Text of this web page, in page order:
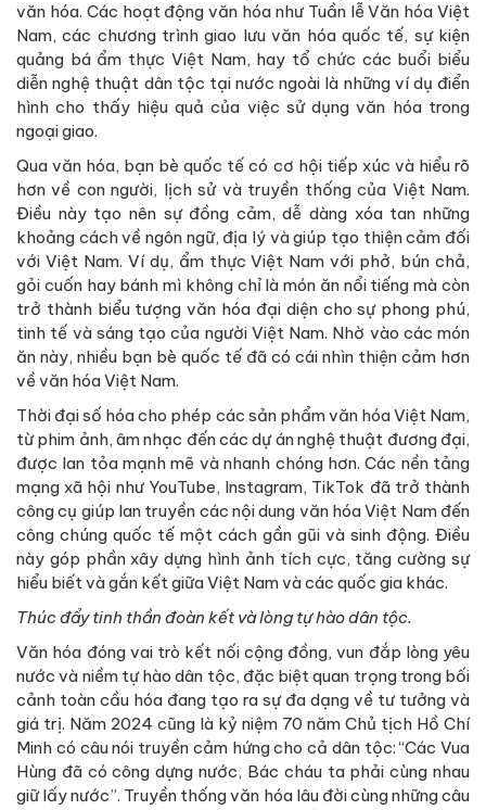
văn hóa. Các hoạt động văn hóa như Tuần lễ Văn hóa Việt
Nam, các chương trình giao lưu văn hóa quốc tế, sự kiện
quảng bá ẩm thực Việt Nam, hay tổ chức các buổi biểu
diễn nghệ thuật dân tộc tại nước ngoài là những ví dụ điển
hình cho thấy hiệu quả của việc sử dụng văn hóa trong
ngoại giao.
Qua văn hóa, bạn bè quốc tế có cơ hội tiếp xúc và hiểu rõ
hơn về con người, lịch sử và truyền thống của Việt Nam.
Điều này tạo nên sự đồng cảm, dễ dàng xóa tan những
khoảng cách về ngôn ngữ, địa lý và giúp tạo thiện cảm đối
với Việt Nam. Ví dụ, ẩm thực Việt Nam với phở, bún chả,
gỏi cuốn hay bánh mì không chỉ là món ăn nổi tiếng mà còn
trở thành biểu tượng văn hóa đại diện cho sự phong phú,
tinh tế và sáng tạo của người Việt Nam. Nhờ vào các món
ăn này, nhiều bạn bè quốc tế đã có cái nhìn thiện cảm hơn
về văn hóa Việt Nam.
Thời đại số hóa cho phép các sản phẩm văn hóa Việt Nam,
từ phim ảnh, âm nhạc đến các dự án nghệ thuật đương đại,
được lan tỏa mạnh mẽ và nhanh chóng hơn. Các nền tảng
mạng xã hội như YouTube, Instagram, TikTok đã trở thành
công cụ giúp lan truyền các nội dung văn hóa Việt Nam đến
công chúng quốc tế một cách gần gũi và sinh động. Điều
này góp phần xây dựng hình ảnh tích cực, tăng cường sự
hiểu biết và gắn kết giữa Việt Nam và các quốc gia khác.
Thúc đẩy tinh thần đoàn kết và lòng tự hào dân tộc.
Văn hóa đóng vai trò kết nối cộng đồng, vun đắp lòng yêu
nước và niềm tự hào dân tộc, đặc biệt quan trọng trong bối
cảnh toàn cầu hóa đang tạo ra sự đa dạng về tư tưởng và
giá trị. Năm 2024 cũng là kỷ niệm 70 năm Chủ tịch Hồ Chí
Minh có câu nói truyền cảm hứng cho cả dân tộc: “Các Vua
Hùng đã có công dựng nước, Bác cháu ta phải cùng nhau
giữ lấy nước”. Truyền thống văn hóa lâu đời cùng những câu